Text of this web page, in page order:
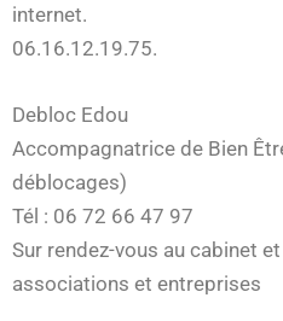
internet.
06.16.12.19.75.
Debloc Edou
Accompagnatrice de Bien
déblocages)
Tél : 06 72 66 47 97
Sur rendez-vous au cabinet
associations et entreprises